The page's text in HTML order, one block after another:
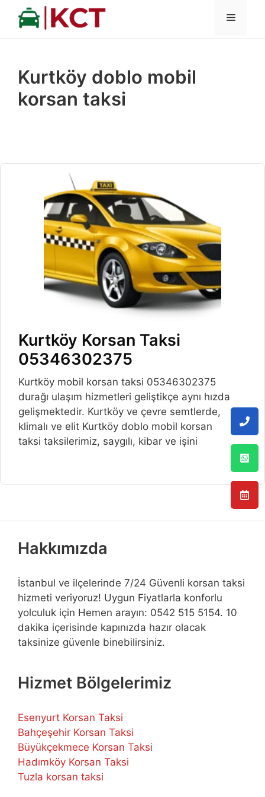
İçeriğe
MENÜ
Kurtköy doblo mobil
korsan taksi
Kurtköy Korsan Taksi
05346302375
Kurtköy mobil korsan taksi 05346302375
durağı ulaşım hizmetleri geliştikçe aynı hızda
gelişmektedir. Kurtköy ve çevre semtlerde,
klimalı ve elit Kurtköy doblo mobil korsan
taksi taksilerimiz, saygılı, kibar ve işini
Hakkımızda
İstanbul ve ilçelerinde 7/24 Güvenli korsan taksi
hizmeti veriyoruz! Uygun Fiyatlarla konforlu
yolculuk için Hemen arayın: 0542 515 5154. 10
dakika içerisinde kapınızda hazır olacak
taksinize güvenle binebilirsiniz.
Hizmet Bölgelerimiz
Esenyurt Korsan Taksi
Bahçeşehir Korsan Taksi
Büyükçekmece Korsan Taksi
Hadımköy Korsan Taksi
Tuzla korsan taksi